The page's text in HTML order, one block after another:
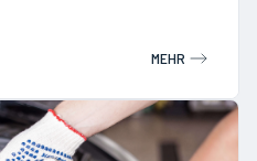
MEHR